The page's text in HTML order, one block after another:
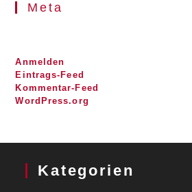
Meta
Anmelden
Eintrags-Feed
Kommentar-Feed
WordPress.org
Kategorien